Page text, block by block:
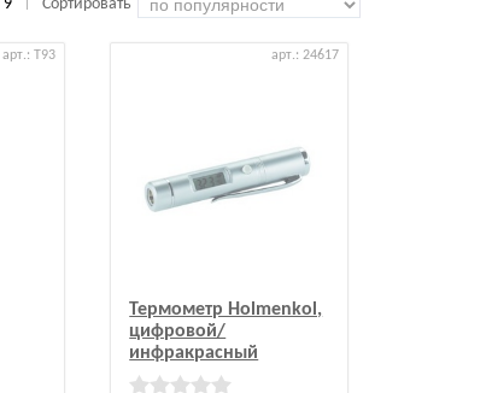
9 Сортировать
арт.: T93 арт.: 24617
Термометр Holmenkol,
цифровой/
инфракрасный